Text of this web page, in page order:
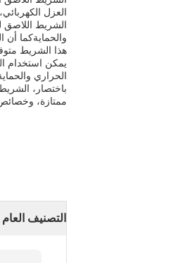
العزل
الشريط اللاصق
والحمايةكما أن
هذا الشريط
يمكن استخدام
الحراري
باختصار،
ممتازة، وخصائص
التصنيف العام